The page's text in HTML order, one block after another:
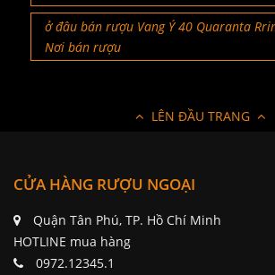
ở đâu bán rượu Vang Ý 40 Quaranta
Nơi bán rượu
LÊN ĐẦU TRANG
CỬA HÀNG RƯỢU NGOẠI
Quận Tân Phú, TP. Hồ Chí Minh
HOTLINE mua hàng
0972.12345.1